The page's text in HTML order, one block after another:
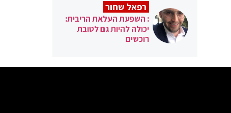
רפאל שחור
: השפעת העלאת הריבית:
יכולה להיות גם לטובת
רוכשים